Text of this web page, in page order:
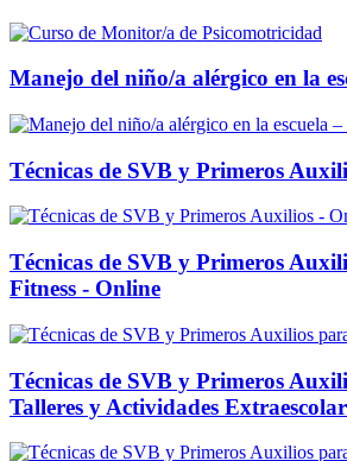
Manejo del niño/a alérgico en la
Técnicas de SVB y Primeros
Técnicas de SVB y Primeros
Fitness - Online
Técnicas de SVB y Primeros
Talleres y Actividades